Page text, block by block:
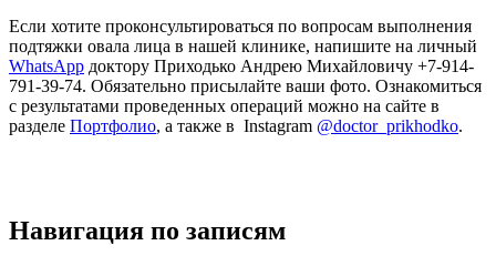
Если хотите проконсультироваться по вопросам выполнения
подтяжки овала лица в нашей клинике, напишите на личный
WhatsАpp доктору Приходько Андрею Михайловичу +7-914-
791-39-74. Обязательно присылайте ваши фото. Ознакомиться
с результатами проведенных операций можно на сайте в
разделе Портфолио, а также в Instagram @doctor_prikhodko.
Навигация по записям